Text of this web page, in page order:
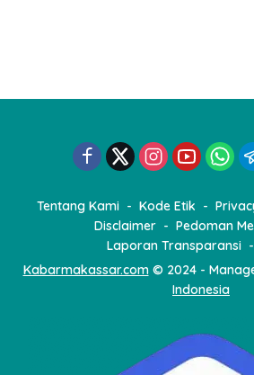
Tentang Kami Kode Etik
Disclaimer
Pedoman
Laporan Transparansi
Kabarmakassar.com© 2024 -
Indonesia